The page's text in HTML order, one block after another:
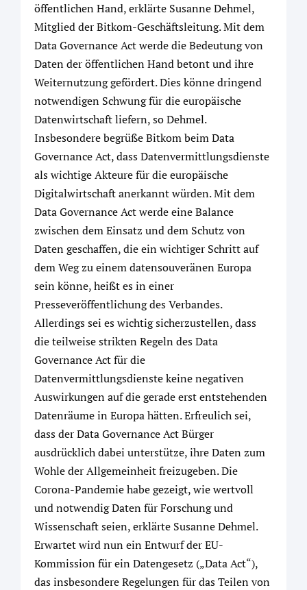
öffentlichen Hand, erklärte Susanne Dehmel,
Mitglied der Bitkom-Geschäftsleitung. Mit dem
Data Governance Act werde die Bedeutung von
Daten der öffentlichen Hand betont und ihre
Weiternutzung gefördert. Dies könne dringend
notwendigen Schwung für die europäische
Datenwirtschaft liefern, so Dehmel.
Insbesondere begrüße Bitkom beim Data
Governance Act, dass Datenvermittlungsdienste
als wichtige Akteure für die europäische
Digitalwirtschaft anerkannt würden. Mit dem
Data Governance Act werde eine Balance
zwischen dem Einsatz und dem Schutz von
Daten geschaffen, die ein wichtiger Schritt auf
dem Weg zu einem datensouveränen Europa
sein könne, heißt es in einer
Presseveröffentlichung des Verbandes.
Allerdings sei es wichtig sicherzustellen, dass
die teilweise strikten Regeln des Data
Governance Act für die
Datenvermittlungsdienste keine negativen
Auswirkungen auf die gerade erst entstehenden
Datenräume in Europa hätten. Erfreulich sei,
dass der Data Governance Act Bürger
ausdrücklich dabei unterstütze, ihre Daten zum
Wohle der Allgemeinheit freizugeben. Die
Corona-Pandemie habe gezeigt, wie wertvoll
und notwendig Daten für Forschung und
Wissenschaft seien, erklärte Susanne Dehmel.
Erwartet wird nun ein Entwurf der EU-
Kommission für ein Datengesetz („Data Act“),
das insbesondere Regelungen für das Teilen von